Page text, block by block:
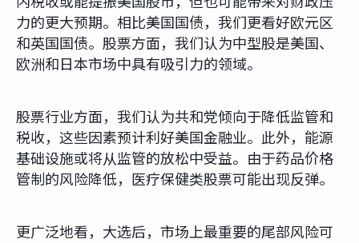
力的更大预期。相比美国国债，我们更看好欧元区
和英国国债。股票方面，我们认为中型股是美国、
欧洲和日本市场中具有吸引力的领域。
股票行业方面，我们认为共和党倾向于降低监管和
税收，这些因素预计利好美国金融业。此外，能源
基础设施或将从监管的放松中受益。由于药品价格
管制的风险降低，医疗保健类股票可能出现反弹。
更广泛地看，大选后，市场上最重要的尾部风险可